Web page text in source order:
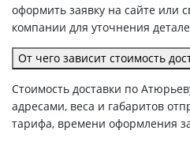
оформить заявку на сайте или
компании для уточнения
От чего зависит стоимость
Стоимость доставки по
адресами, веса и габаритов
тарифа, времени оформления